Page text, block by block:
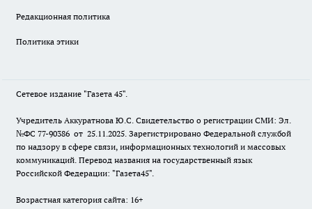
Редакционная политика
Политика этики
Сетевое издание "Газета 45".
Учредитель Аккуратнова Ю.С. Свидетельство о регистрации СМИ: Эл.
№ФС 77-90386 от 25.11.2025. Зарегистрировано Федеральной службой
по надзору в сфере связи, информационных технологий и массовых
коммуникаций. Перевод названия на государственный язык
Российской Федерации: "Газета45".
Возрастная категория сайта: 16+